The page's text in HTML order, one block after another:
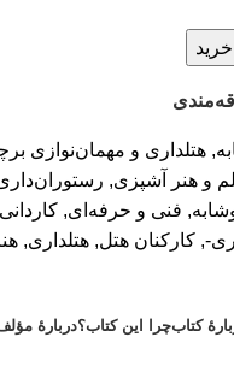
, هتلداری و مهمان‌نوازی
و هنر آشپزی,
, فنی و حرفه‌ای,
, کارکنان هتل, هتلداری,
کتابچرا این کتاب؟دربارۀ